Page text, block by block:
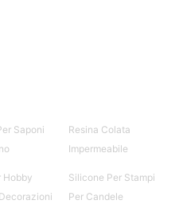
per metalli
Bicomponente
Epossidica
Polietilene telo
epossidica legno Colla
Saponi
Resina Colata
Impermeabile
Hobby
Silicone Per Stampi
Per Candele